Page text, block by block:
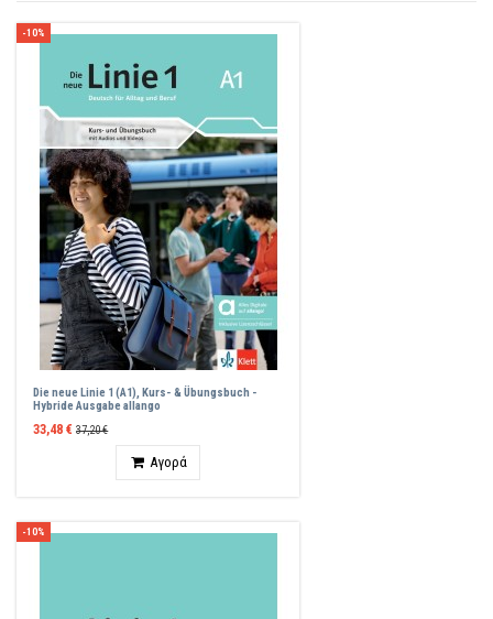
-10%
Die neue Linie 1 (A1), Kurs- & Übungsbuch -
Hybride Ausgabe allango
33,48 € 37,20 €
Αγορά
-10%